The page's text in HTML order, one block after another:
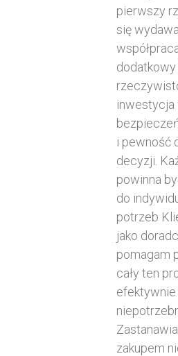
pierwszy
się
inwestycja
i pewność
decyzji.
powinna
do
potrzeb
jako
pomagam
cały ten
efektywnie
zakupem